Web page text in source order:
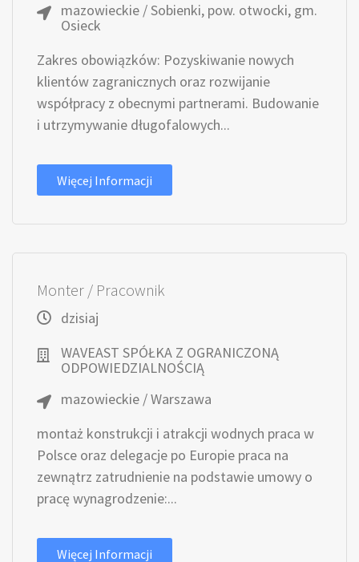
mazowieckie / Sobienki, pow. otwocki, gm.
Osieck
Zakres obowiązków: Pozyskiwanie nowych
klientów zagranicznych oraz rozwijanie
współpracy z obecnymi partnerami. Budowanie
i utrzymywanie długofalowych...
Więcej Informacji
Monter / Pracownik
dzisiaj
WAVEAST SPÓŁKA Z OGRANICZONĄ
ODPOWIEDZIALNOŚCIĄ
mazowieckie / Warszawa
montaż konstrukcji i atrakcji wodnych praca w
Polsce oraz delegacje po Europie praca na
zewnątrz zatrudnienie na podstawie umowy o
pracę wynagrodzenie:...
Więcej Informacji